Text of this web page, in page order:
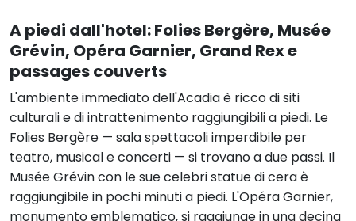
A piedi dall'hotel: Folies Bergère, Musée
Grévin, Opéra Garnier, Grand Rex e
passages couverts
L'ambiente immediato dell'Acadia è ricco di siti
culturali e di intrattenimento raggiungibili a piedi. Le
Folies Bergère — sala spettacoli imperdibile per
teatro, musical e concerti — si trovano a due passi. Il
Musée Grévin con le sue celebri statue di cera è
raggiungibile in pochi minuti a piedi. L'Opéra Garnier,
monumento emblematico, si raggiunge in una decina